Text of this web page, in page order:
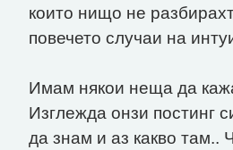
които нищо не
повечето случаи на
Имам някои неща да
Изглежда онзи постинг
да знам и аз какво там..